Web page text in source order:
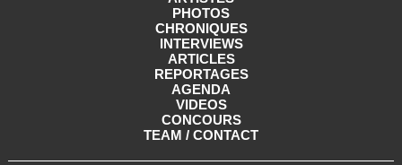
PHOTOS
CHRONIQUES
INTERVIEWS
ARTICLES
REPORTAGES
AGENDA
VIDEOS
CONCOURS
TEAM / CONTACT